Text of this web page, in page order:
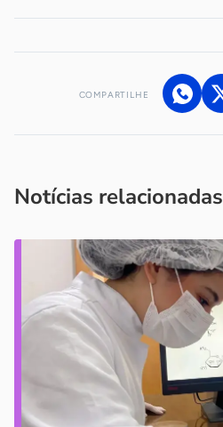
COMPARTILHE
Notícias relacionadas